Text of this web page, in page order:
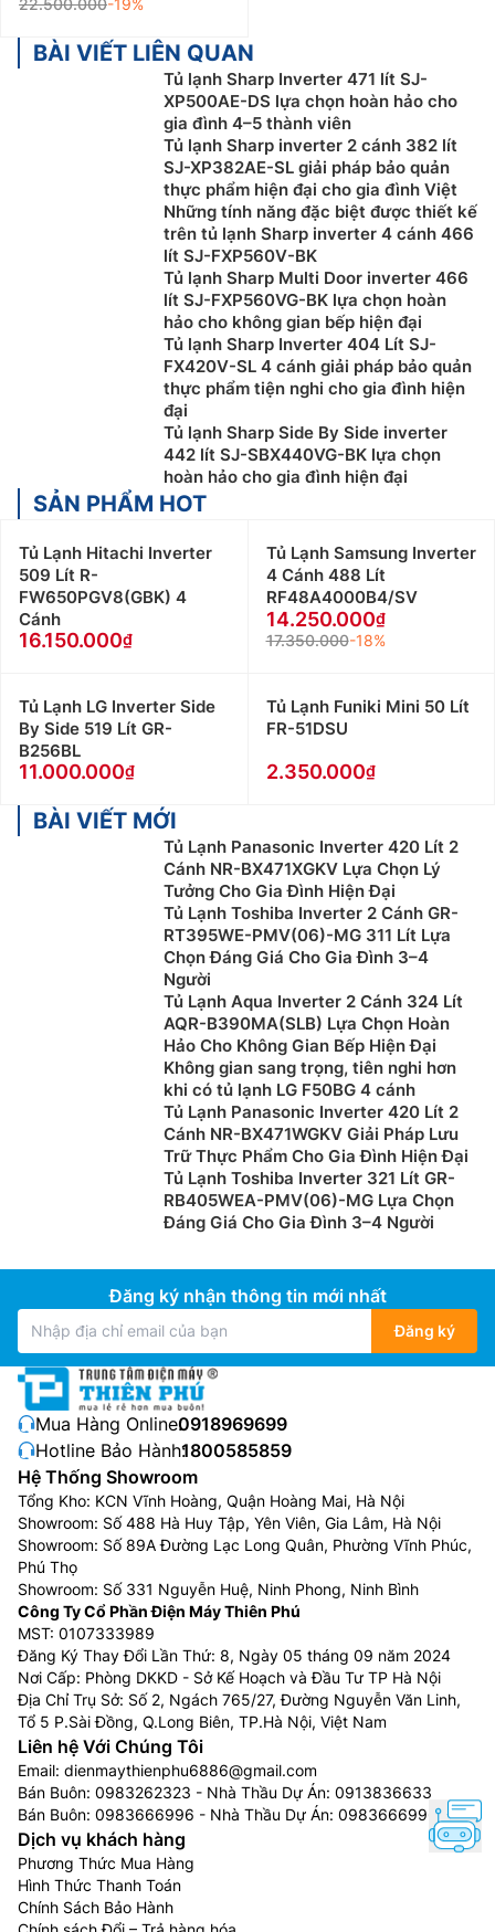
BÀI VIẾT LIÊN QUAN
Tủ lạnh Sharp Inverter 471 lít SJ-
XP500AE-DS lựa chọn hoàn hảo cho
gia đình 4–5 thành viên
Tủ lạnh Sharp inverter 2 cánh 382 lít
SJ-XP382AE-SL giải pháp bảo quản
thực phẩm hiện đại cho gia đình Việt
Những tính năng đặc biệt được thiết kế
trên tủ lạnh Sharp inverter 4 cánh 466
lít SJ-FXP560V-BK
Tủ lạnh Sharp Multi Door inverter 466
lít SJ-FXP560VG-BK lựa chọn hoàn
hảo cho không gian bếp hiện đại
Tủ lạnh Sharp Inverter 404 Lít SJ-
FX420V-SL 4 cánh giải pháp bảo quản
thực phẩm tiện nghi cho gia đình hiện
đại
Tủ lạnh Sharp Side By Side inverter
442 lít SJ-SBX440VG-BK lựa chọn
hoàn hảo cho gia đình hiện đại
SẢN PHẨM HOT
Tủ Lạnh Hitachi Inverter
509 Lít R-
FW650PGV8(GBK) 4
Cánh
16.150.000
Tủ Lạnh Samsung Inverter
4 Cánh 488 Lít
RF48A4000B4/SV
14.250.000
17.350.000-18%
Tủ Lạnh LG Inverter Side
By Side 519 Lít GR-
B256BL
11.000.000
Tủ Lạnh Funiki Mini 50 Lít
FR-51DSU
2.350.000
BÀI VIẾT MỚI
Tủ Lạnh Panasonic Inverter 420 Lít 2
Cánh NR-BX471XGKV Lựa Chọn Lý
Tưởng Cho Gia Đình Hiện Đại
Tủ Lạnh Toshiba Inverter 2 Cánh GR-
RT395WE-PMV(06)-MG 311 Lít Lựa
Chọn Đáng Giá Cho Gia Đình 3–4
Người
Tủ Lạnh Aqua Inverter 2 Cánh 324 Lít
AQR-B390MA(SLB) Lựa Chọn Hoàn
Hảo Cho Không Gian Bếp Hiện Đại
Không gian sang trọng, tiên nghi hơn
khi có tủ lạnh LG F50BG 4 cánh
Tủ Lạnh Panasonic Inverter 420 Lít 2
Cánh NR-BX471WGKV Giải Pháp Lưu
Trữ Thực Phẩm Cho Gia Đình Hiện Đại
Tủ Lạnh Toshiba Inverter 321 Lít GR-
RB405WEA-PMV(06)-MG Lựa Chọn
Đáng Giá Cho Gia Đình 3–4 Người
Đăng ký nhận thông tin mới nhất
Đăng ký
Mua Hàng Online:0918969699
Hotline Bảo Hành:1800585859
Hệ Thống Showroom
Tổng Kho: KCN Vĩnh Hoàng, Quận Hoàng Mai, Hà Nội
Showroom: Số 488 Hà Huy Tập, Yên Viên, Gia Lâm, Hà Nội
Showroom: Số 89A Đường Lạc Long Quân, Phường Vĩnh Phúc,
Phú Thọ
Showroom: Số 331 Nguyễn Huệ, Ninh Phong, Ninh Bình
Công Ty Cổ Phần Điện Máy Thiên Phú
MST: 0107333989
Đăng Ký Thay Đổi Lần Thứ: 8, Ngày 05 tháng 09 năm 2024
Nơi Cấp: Phòng DKKD - Sở Kế Hoạch và Đầu Tư TP Hà Nội
Địa Chỉ Trụ Sở: Số 2, Ngách 765/27, Đường Nguyễn Văn Linh,
Tổ 5 P.Sài Đồng, Q.Long Biên, TP.Hà Nội, Việt Nam
Liên hệ Với Chúng Tôi
Email: dienmaythienphu6886@gmail.com
Bán Buôn: 0983262323 - Nhà Thầu Dự Án: 0913836633
Bán Buôn: 0983666996 - Nhà Thầu Dự Án: 0983666996
Dịch vụ khách hàng
Phương Thức Mua Hàng
Hình Thức Thanh Toán
Chính Sách Bảo Hành